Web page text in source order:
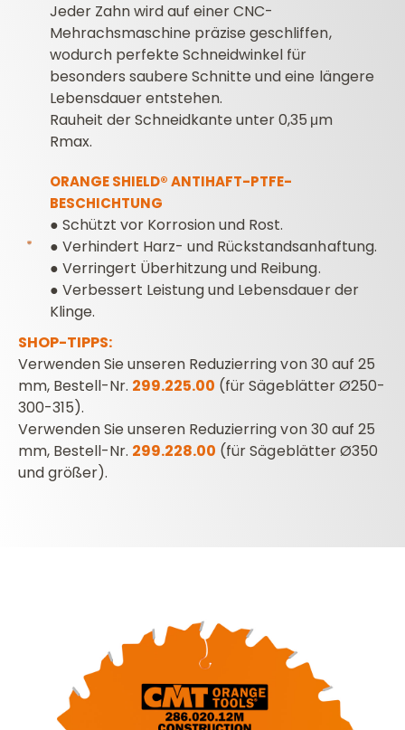
Jeder Zahn wird auf einer CNC-
Mehrachsmaschine präzise geschliffen,
wodurch perfekte Schneidwinkel für
besonders saubere Schnitte und eine längere
Lebensdauer entstehen.
Rauheit der Schneidkante unter 0,35 μm
Rmax.
ORANGE SHIELD® ANTIHAFT-PTFE-
BESCHICHTUNG
● Schützt vor Korrosion und Rost.
●Verhindert Harz- und Rückstandsanhaftung.
●Verringert Überhitzung und Reibung.
●Verbessert Leistung und Lebensdauer der
Klinge.
SHOP-TIPPS:
Verwenden Sie unseren Reduzierring von 30 auf 25
mm, Bestell-Nr. 299.225.00 (für Sägeblätter Ø250-
300-315).
Verwenden Sie unseren Reduzierring von 30 auf 25
mm, Bestell-Nr. 299.228.00 (für Sägeblätter Ø350
und größer).